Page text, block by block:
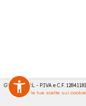
GECO 14 SRL - P.IVA e C.F.
Rivedi le tue scelte sui